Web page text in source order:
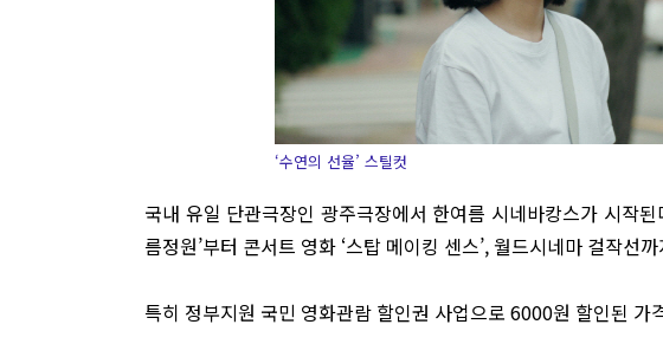
‘수연의 선율’ 스틸컷
국내 유일 단관극장인 광주극장에서 한여름 시네바캉스가 시작된
름정원’부터 콘서트 영화 ‘스탑 메이킹 센스’, 월드시네마 걸작선
특히 정부지원 국민 영화관람 할인권 사업으로 6000원 할인된 가